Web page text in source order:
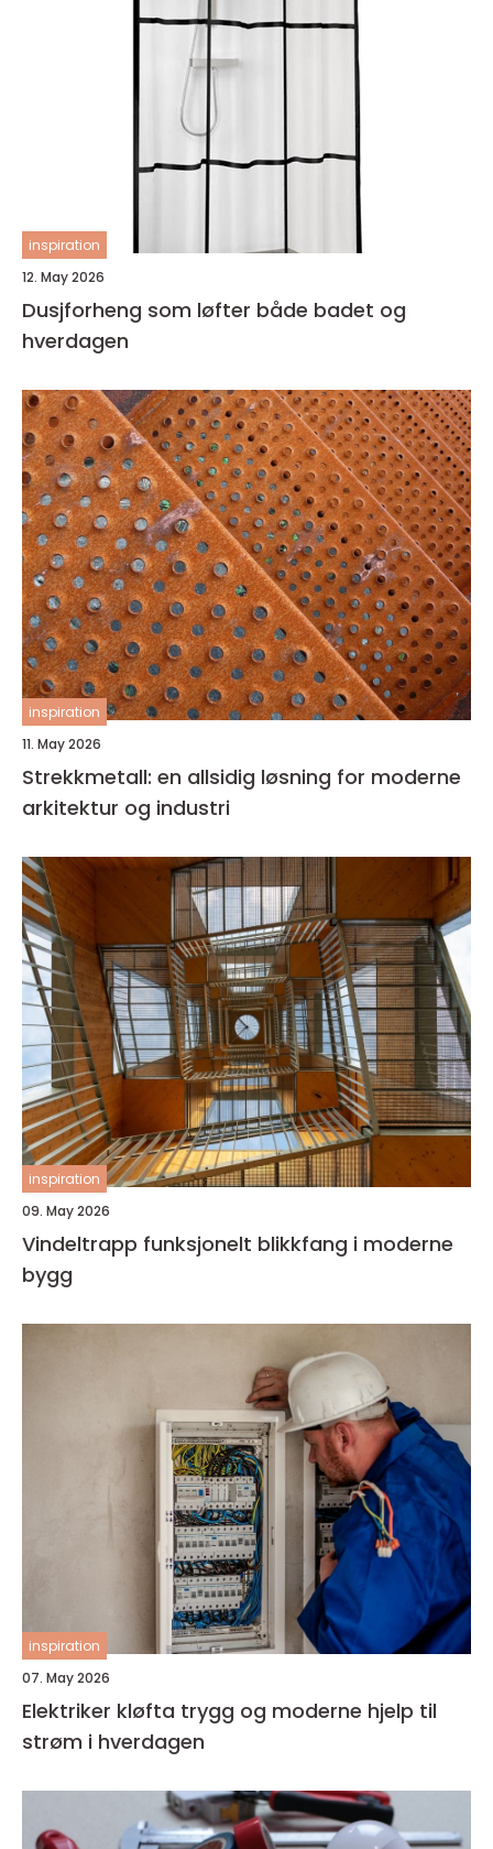
inspiration
12. May 2026
Dusjforheng som løfter både badet og
hverdagen
inspiration
11. May 2026
Strekkmetall: en allsidig løsning for moderne
arkitektur og industri
inspiration
09. May 2026
Vindeltrapp funksjonelt blikkfang i moderne
bygg
inspiration
07. May 2026
Elektriker kløfta trygg og moderne hjelp til
strøm i hverdagen